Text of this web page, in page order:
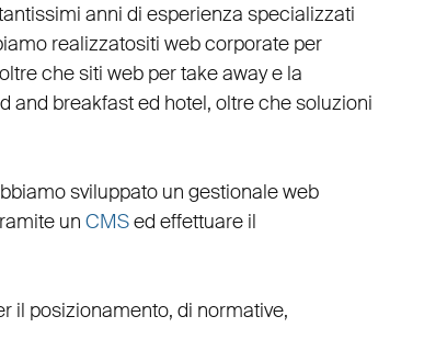
anni di esperienza specializzati
realizzatositi web corporateper
chesiti web per take awaye la
and breakfast ed hotel, oltre chesoluzioni
sviluppato un gestionale web
un CMSed effettuare il
il posizionamento, di normative,